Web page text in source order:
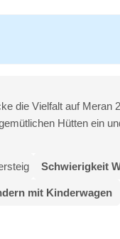
die Vielfalt auf
Hütten ein
Schwierigkeit
mit Kinderwagen